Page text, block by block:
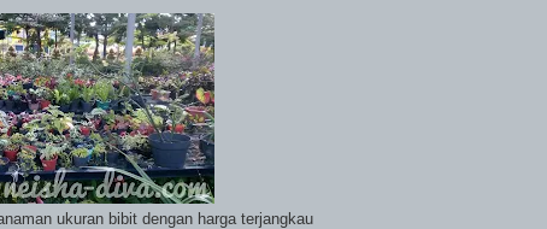
ukuran bibit dengan harga terjangkau